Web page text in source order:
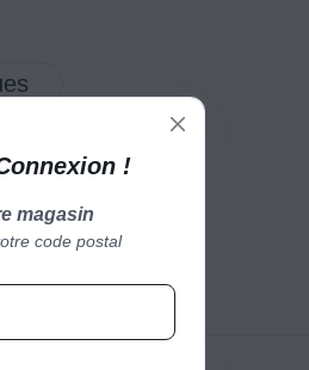
!
magasin
code postal